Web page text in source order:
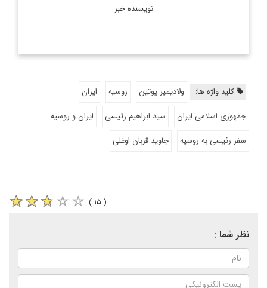
نویسنده خبر
کلید واژه ها: ولادیمیر پوتین روسیه
ایران
جمهوری اسلامی ایران
سید ابراهیم رئیسی
ایران و روسیه
سفر رئیسی به روسیه
جاوید قربان اوغلی
( ۱۵ )
نظر شما :